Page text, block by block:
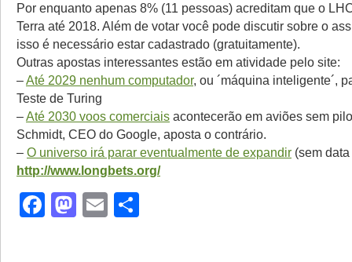
Por enquanto apenas 8% (11 pessoas) acreditam que o
Terra até 2018. Além de votar você pode discutir sobre o
isso é necessário estar cadastrado (gratuitamente).
Outras apostas interessantes estão em atividade pelo site:
–Até 2029 nenhum computador, ou ´máquina inteligente´,
Teste de Turing
–Até 2030 voos comerciais acontecerão em aviões sem
Schmidt, CEO do Google, aposta o contrário.
– O universo irá parar eventualmente de expandir (sem
http://www.longbets.org/
Facebook
Mastodon
Email